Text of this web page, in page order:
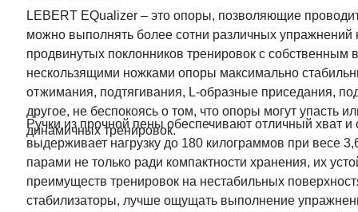
LEBERT EQualizer – это опоры, позволяющие
можно выполнять более сотни различных упражнений
продвинутых поклонников тренировок с
нескользящими ножками опоры максимально
отжимания, подтягивания, L-образные приседания,
другое, не беспокоясь о том, что опоры могут упасть
динамичных тренировок.
Ручки из прочной пены обеспечивают отличный хват и
выдерживает нагрузку до 180 килограммов при весе
парами не только ради компактности хранения, их
преимуществ тренировок на нестабильных
стабилизаторы, лучше ощущать выполнение